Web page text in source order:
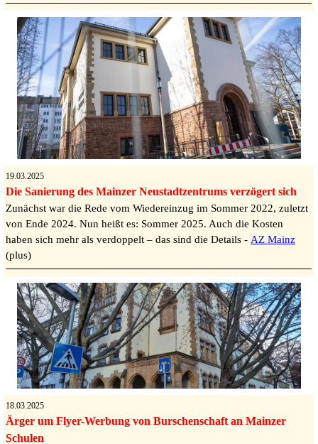
19.03.2025
Die Sanierung des Mainzer Neustadtzentrums verzögert sich
Zunächst war die Rede vom Wiedereinzug im Sommer 2022, zuletzt
von Ende 2024. Nun heißt es: Sommer 2025. Auch die Kosten
haben sich mehr als verdoppelt – das sind die Details - AZ Mainz
(plus)
18.03.2025
Ärger um Flyer-Werbung von Burschenschaft an Mainzer
Schulen